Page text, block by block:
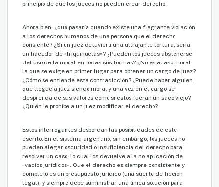
principio de que los jueces no pueden crear derecho.
Ahora bien, ¿qué pasaría cuando existe una flagrante violación
a los derechos humanos de una persona que el derecho
consiente? ¿Si un juez detuviera una ultrajante tortura, sería
un hacedor de «triquiñuelas»? ¿Pueden los jueces abstenerse
del uso de la moral en todas sus formas? ¿No es acaso moral
la que se exige en primer lugar para obtener un cargo de juez?
¿Cómo se entiende esta contradicción? ¿Puede haber alguien
que llegue a juez siendo moral y una vez en el cargo se
desprenda de sus valores como si estos fueran un saco viejo?
¿Quién le prohíbe a un juez modificar el derecho?
Estos interrogantes desbordan las posibilidades de este
escrito. En el sistema argentino, sin embargo, los jueces no
pueden alegar oscuridad o insuficiencia del derecho para
resolver un caso, lo cual los devuelve a la no aplicación de
«vacíos jurídicos». Que el derecho es siempre consistente y
completo es un presupuesto jurídico (una suerte de ficción
legal), y siempre debe suministrar una única solución para